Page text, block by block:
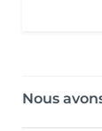
Nous